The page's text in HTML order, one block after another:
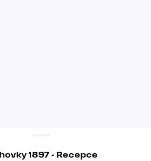
1897 - Recepce